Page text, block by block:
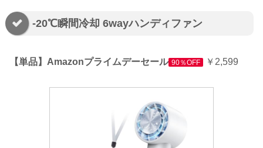
-20℃瞬間冷却 6wayハンディファン
【単品】Amazonプライムデーセール 90％OFF ￥2,599